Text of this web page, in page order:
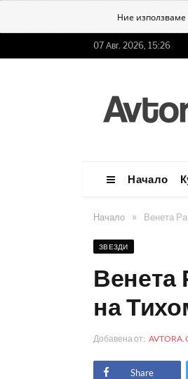
Ние
07 Авг. 2026, 15:26
Начало
Начало » Венета
ЗВЕЗДИ
Венета
на
Добавена от:
Share